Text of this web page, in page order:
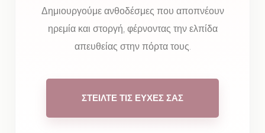
Δημιουργούμε ανθοδέσμες που αποπνέουν
ηρεμία και στοργή, φέρνοντας την ελπίδα
απευθείας στην πόρτα τους.
ΣΤΕΙΛΤΕ ΤΙΣ ΕΥΧΕΣ ΣΑΣ